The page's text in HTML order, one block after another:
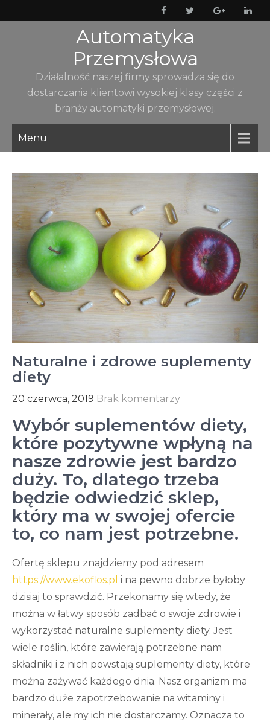
to
Automatyka
Przemysłowa
Działalność naszej firmy sprowadza się do
dostarczania klientowi wysokiej klasy części z
branży automatyki przemysłowej.
Menu
Naturalne i zdrowe suplementy
diety
20 czerwca, 2019 Brak komentarzy
Wybór suplementów diety,
które pozytywne wpłyną na
nasze zdrowie jest bardzo
duży. To, dlatego trzeba
będzie odwiedzić sklep,
który ma w swojej ofercie
to, co nam jest potrzebne.
Ofertę sklepu znajdziemy pod adresem
https://www.ekoflos.pl i na pewno dobrze byłoby
dzisiaj to sprawdzić. Przekonamy się wtedy, że
można w łatwy sposób zadbać o swoje zdrowie i
wykorzystać naturalne suplementy diety. Jest
wiele roślin, które zawierają potrzebne nam
składniki i z nich powstają suplementy diety, które
można zażywać każdego dnia. Nasz organizm ma
bardzo duże zapotrzebowanie na witaminy i
minerały, ale my ich nie dostarczamy. Oznacza to